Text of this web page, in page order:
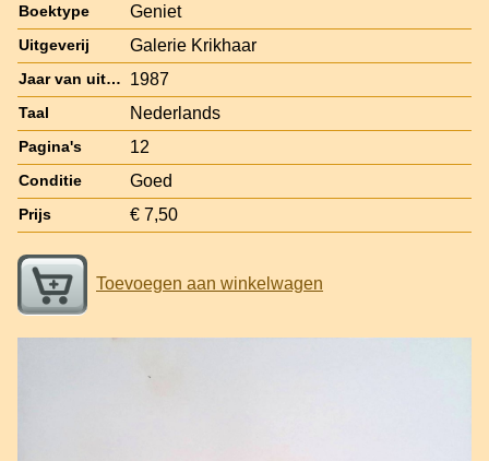
Boektype Geniet
Uitgeverij Galerie Krikhaar
Jaar van uitgave 1987
Taal Nederlands
Pagina's 12
Conditie Goed
Prijs € 7,50
Toevoegen aan winkelwagen